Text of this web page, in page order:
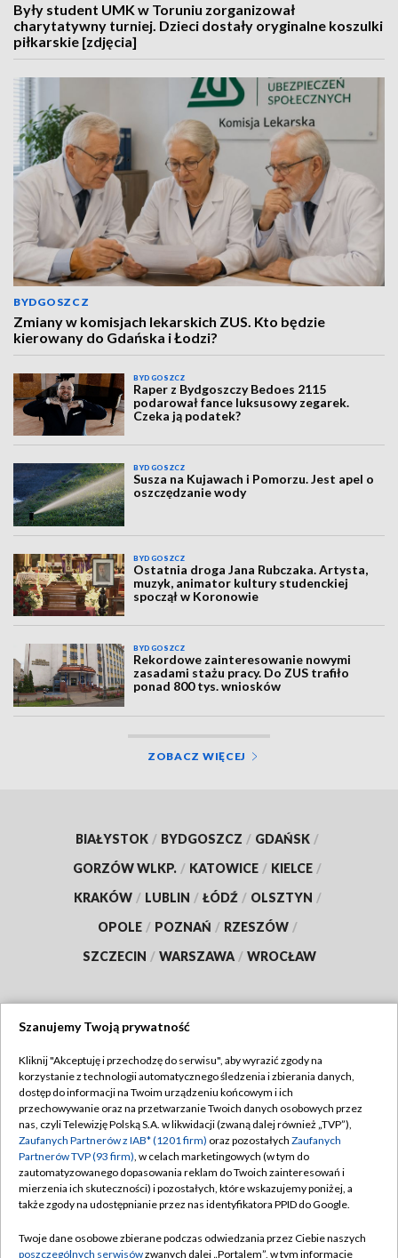
Były student UMK w Toruniu zorganizował
charytatywny turniej. Dzieci dostały oryginalne koszulki
piłkarskie [zdjęcia]
BYDGOSZCZ
Zmiany w komisjach lekarskich ZUS. Kto będzie
kierowany do Gdańska i Łodzi?
BYDGOSZCZ
Raper z Bydgoszczy Bedoes 2115
podarował fance luksusowy zegarek.
Czeka ją podatek?
BYDGOSZCZ
Susza na Kujawach i Pomorzu. Jest apel o
oszczędzanie wody
BYDGOSZCZ
Ostatnia droga Jana Rubczaka. Artysta,
muzyk, animator kultury studenckiej
spoczął w Koronowie
BYDGOSZCZ
Rekordowe zainteresowanie nowymi
zasadami stażu pracy. Do ZUS trafiło
ponad 800 tys. wniosków
ZOBACZ WIĘCEJ
BIAŁYSTOK / BYDGOSZCZ / GDAŃSK /
GORZÓW WLKP. / KATOWICE / KIELCE /
KRAKÓW / LUBLIN / ŁÓDŹ / OLSZTYN /
OPOLE / POZNAŃ / RZESZÓW /
SZCZECIN / WARSZAWA / WROCŁAW
TVP
Abonament TVP
Emisja w TVP
Centrum informacji TVP
Naziemna Telewizja Cyfrowa
Rada Programowa
Regulamin TVP
Polityka prywatności
Moje zgody
Pomoc
Szanujemy Twoją prywatność
Kliknij "Akceptuję i przechodzę do serwisu", aby wyrazić zgody na
korzystanie z technologii automatycznego śledzenia i zbierania danych,
dostęp do informacji na Twoim urządzeniu końcowym i ich
przechowywanie oraz na przetwarzanie Twoich danych osobowych przez
nas, czyli Telewizję Polską S.A. w likwidacji (zwaną dalej również „TVP”),
Zaufanych Partnerów z IAB* (1201 firm) oraz pozostałych Zaufanych
Partnerów TVP (93 firm), w celach marketingowych (w tym do
zautomatyzowanego dopasowania reklam do Twoich zainteresowań i
mierzenia ich skuteczności) i pozostałych, które wskazujemy poniżej, a
także zgody na udostępnianie przez nas identyfikatora PPID do Google.
Twoje dane osobowe zbierane podczas odwiedzania przez Ciebie naszych
poszczególnych serwisówzwanych dalej „Portalem”, w tym informacje